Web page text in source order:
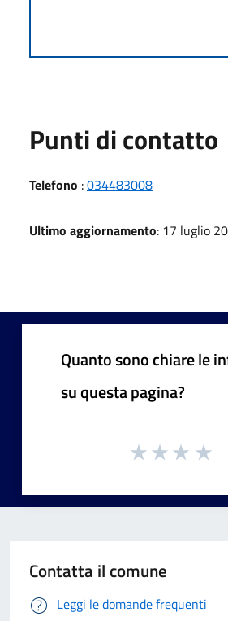
Punti di contatto
Telefono :034483008
Ultimo aggiornamento: 17 luglio
Quanto sono chiare le
su questa pagina?
Contatta il comune
Leggi le domande frequenti